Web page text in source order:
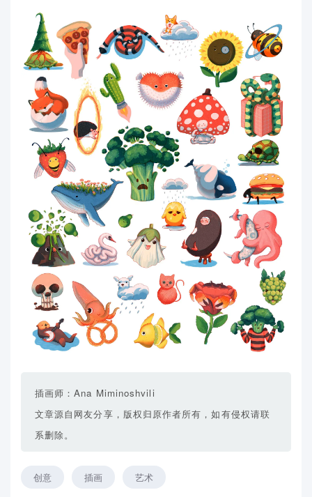
插画师：Ana Miminoshvili
文章源自网友分享，版权归原作者所有，如有侵权请联
系删除。
创意 插画 艺术